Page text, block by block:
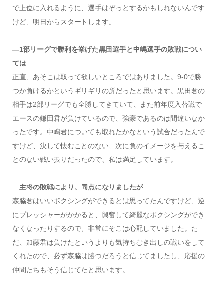
で上位に入れるように、選手はぞっとするかもしれないんです
けど、明日からスタートします。
―1部リーグで勝利を挙げた黒田選手と中嶋選手の敗戦につい
ては
正直、あそこは取って欲しいところではありました。9-0で勝
つか負けるかというギリギリの所だったと思います。黒田君の
相手は2部リーグでも全勝してきていて、また前年度入替戦で
エースの鎌田君が負けているので、強豪であるのは間違いなか
ったです。中嶋君についても取れたかなという試合だったんで
すけど、決して怯むことのない、次に負のイメージを与えるこ
とのない戦い振りだったので、私は満足しています。
―主将の敗戦により、同点になりましたが
森脇君はいいボクシングができるとは思ってたんですけど、逆
にプレッシャーがかかると、興奮して綺麗なボクシングができ
なくなったりするので、非常にそこは心配していました。た
だ、加藤君は負けたというよりも気持ちむき出しの戦いをして
くれたので、必ず森脇は勝つだろうと信じてましたし、応援の
仲間たちもそう信じてたと思います。